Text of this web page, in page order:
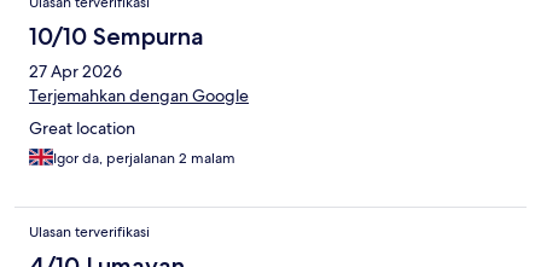
10/10 Sempurna
27 Apr 2026
Terjemahkan dengan Google
Great location
Igor da, perjalanan 2 malam
Ulasan terverifikasi